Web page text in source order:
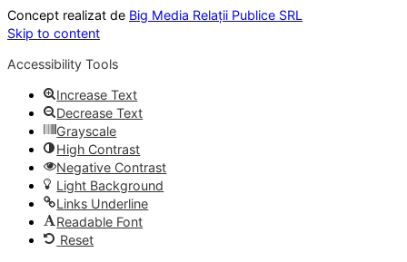
Concept realizat de Big Media Relații Publice SRL
Skip to content
Accessibility Tools
Increase Text
Decrease Text
Grayscale
High Contrast
Negative Contrast
Light Background
Links Underline
Readable Font
Reset